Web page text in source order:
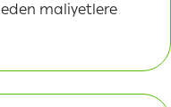
maliyetlere